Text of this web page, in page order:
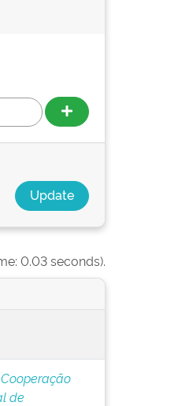
0.03 seconds).
de